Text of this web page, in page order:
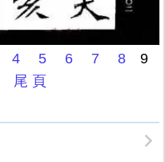
4 5 6 7 8 9
尾 頁